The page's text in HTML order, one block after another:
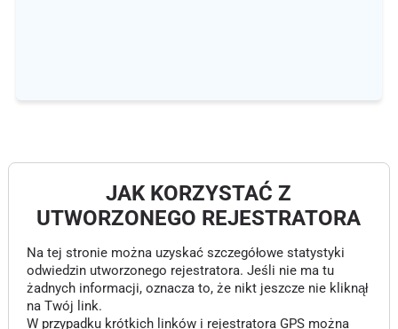
JAK KORZYSTAĆ Z
UTWORZONEGO REJESTRATORA
Na tej stronie można uzyskać szczegółowe statystyki
odwiedzin utworzonego rejestratora. Jeśli nie ma tu
żadnych informacji, oznacza to, że nikt jeszcze nie kliknął
na Twój link.
W przypadku krótkich linków i rejestratora GPS można